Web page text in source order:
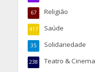
Religião
67
Saúde
417
Solidariedade
35
Teatro & Cinema
238